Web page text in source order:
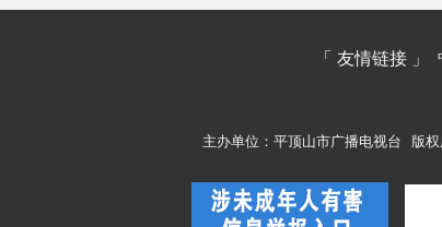
「 友情链接 」
主办单位：平顶山市广播电视台 版